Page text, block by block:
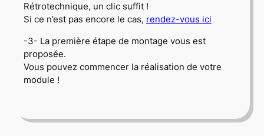
Rétrotechnique, un clic suffit !
Si ce n’est pas encore le cas, rendez-vous ici
-3- La première étape de montage vous est
proposée.
Vous pouvez commencer la réalisation de votre
module !